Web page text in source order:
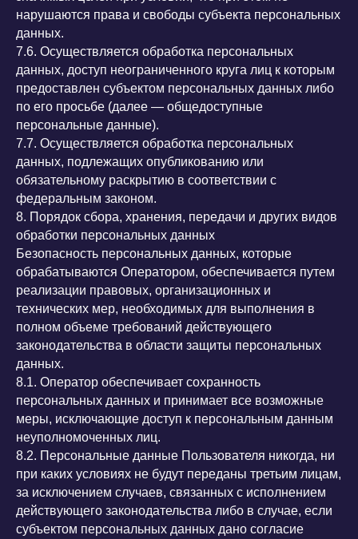
нарушаются права и свободы субъекта персональных
данных.
7.6. Осуществляется обработка персональных
данных, доступ неограниченного круга лиц к которым
предоставлен субъектом персональных данных либо
по его просьбе (далее — общедоступные
персональные данные).
7.7. Осуществляется обработка персональных
данных, подлежащих опубликованию или
обязательному раскрытию в соответствии с
федеральным законом.
8. Порядок сбора, хранения, передачи и других видов
обработки персональных данных
Безопасность персональных данных, которые
обрабатываются Оператором, обеспечивается путем
реализации правовых, организационных и
технических мер, необходимых для выполнения в
полном объеме требований действующего
законодательства в области защиты персональных
данных.
8.1. Оператор обеспечивает сохранность
персональных данных и принимает все возможные
меры, исключающие доступ к персональным данным
неуполномоченных лиц.
8.2. Персональные данные Пользователя никогда, ни
при каких условиях не будут переданы третьим лицам,
за исключением случаев, связанных с исполнением
действующего законодательства либо в случае, если
субъектом персональных данных дано согласие